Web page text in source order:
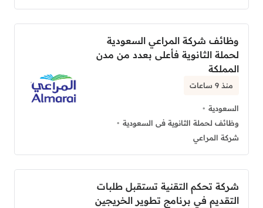
وظائف شركة المراعي السعودية
لحملة الثانوية فأعلى بعدد من مدن
المملكة
منذ 9 ساعات
السعودية
وظائف لحملة الثانوية فى السعودية
شركة المراعي
شركة تحكم التقنية تستقبل طلبات
التقديم في برنامج تطوير الخريجين